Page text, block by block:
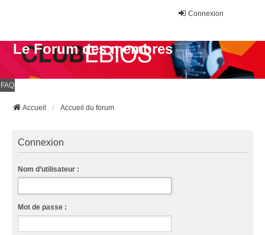
Connexion
Le Forum des membres
FAQ
Accueil Accueil du forum
Connexion
Nom d’utilisateur :
Mot de passe :